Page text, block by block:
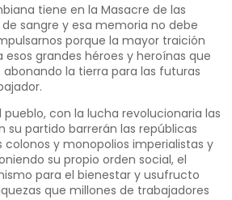
tiene en la Masacre de las
sangre y esa memoria no debe
porque la mayor traición
esos grandes héroes y heroínas que
la tierra para las futuras
pueblo, con la lucha revolucionaria las
su partido barrerán las repúblicas
colonos y monopolios imperialistas y
su propio orden social, el
para el bienestar y usufructo
que millones de trabajadores